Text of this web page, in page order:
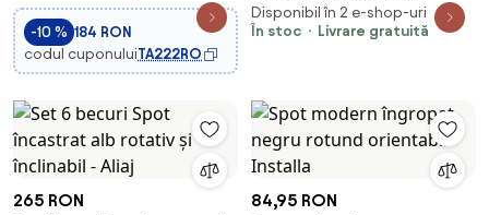
-10 % 184 RON
codul cuponuluiTA222RO
lumini, inclusiv Wi-Fi GU10 -
Iconic Jeana
Disponibil în 2 e-shop-uri
În stoc
Livrare gratuită
265 RON 84,95 RON